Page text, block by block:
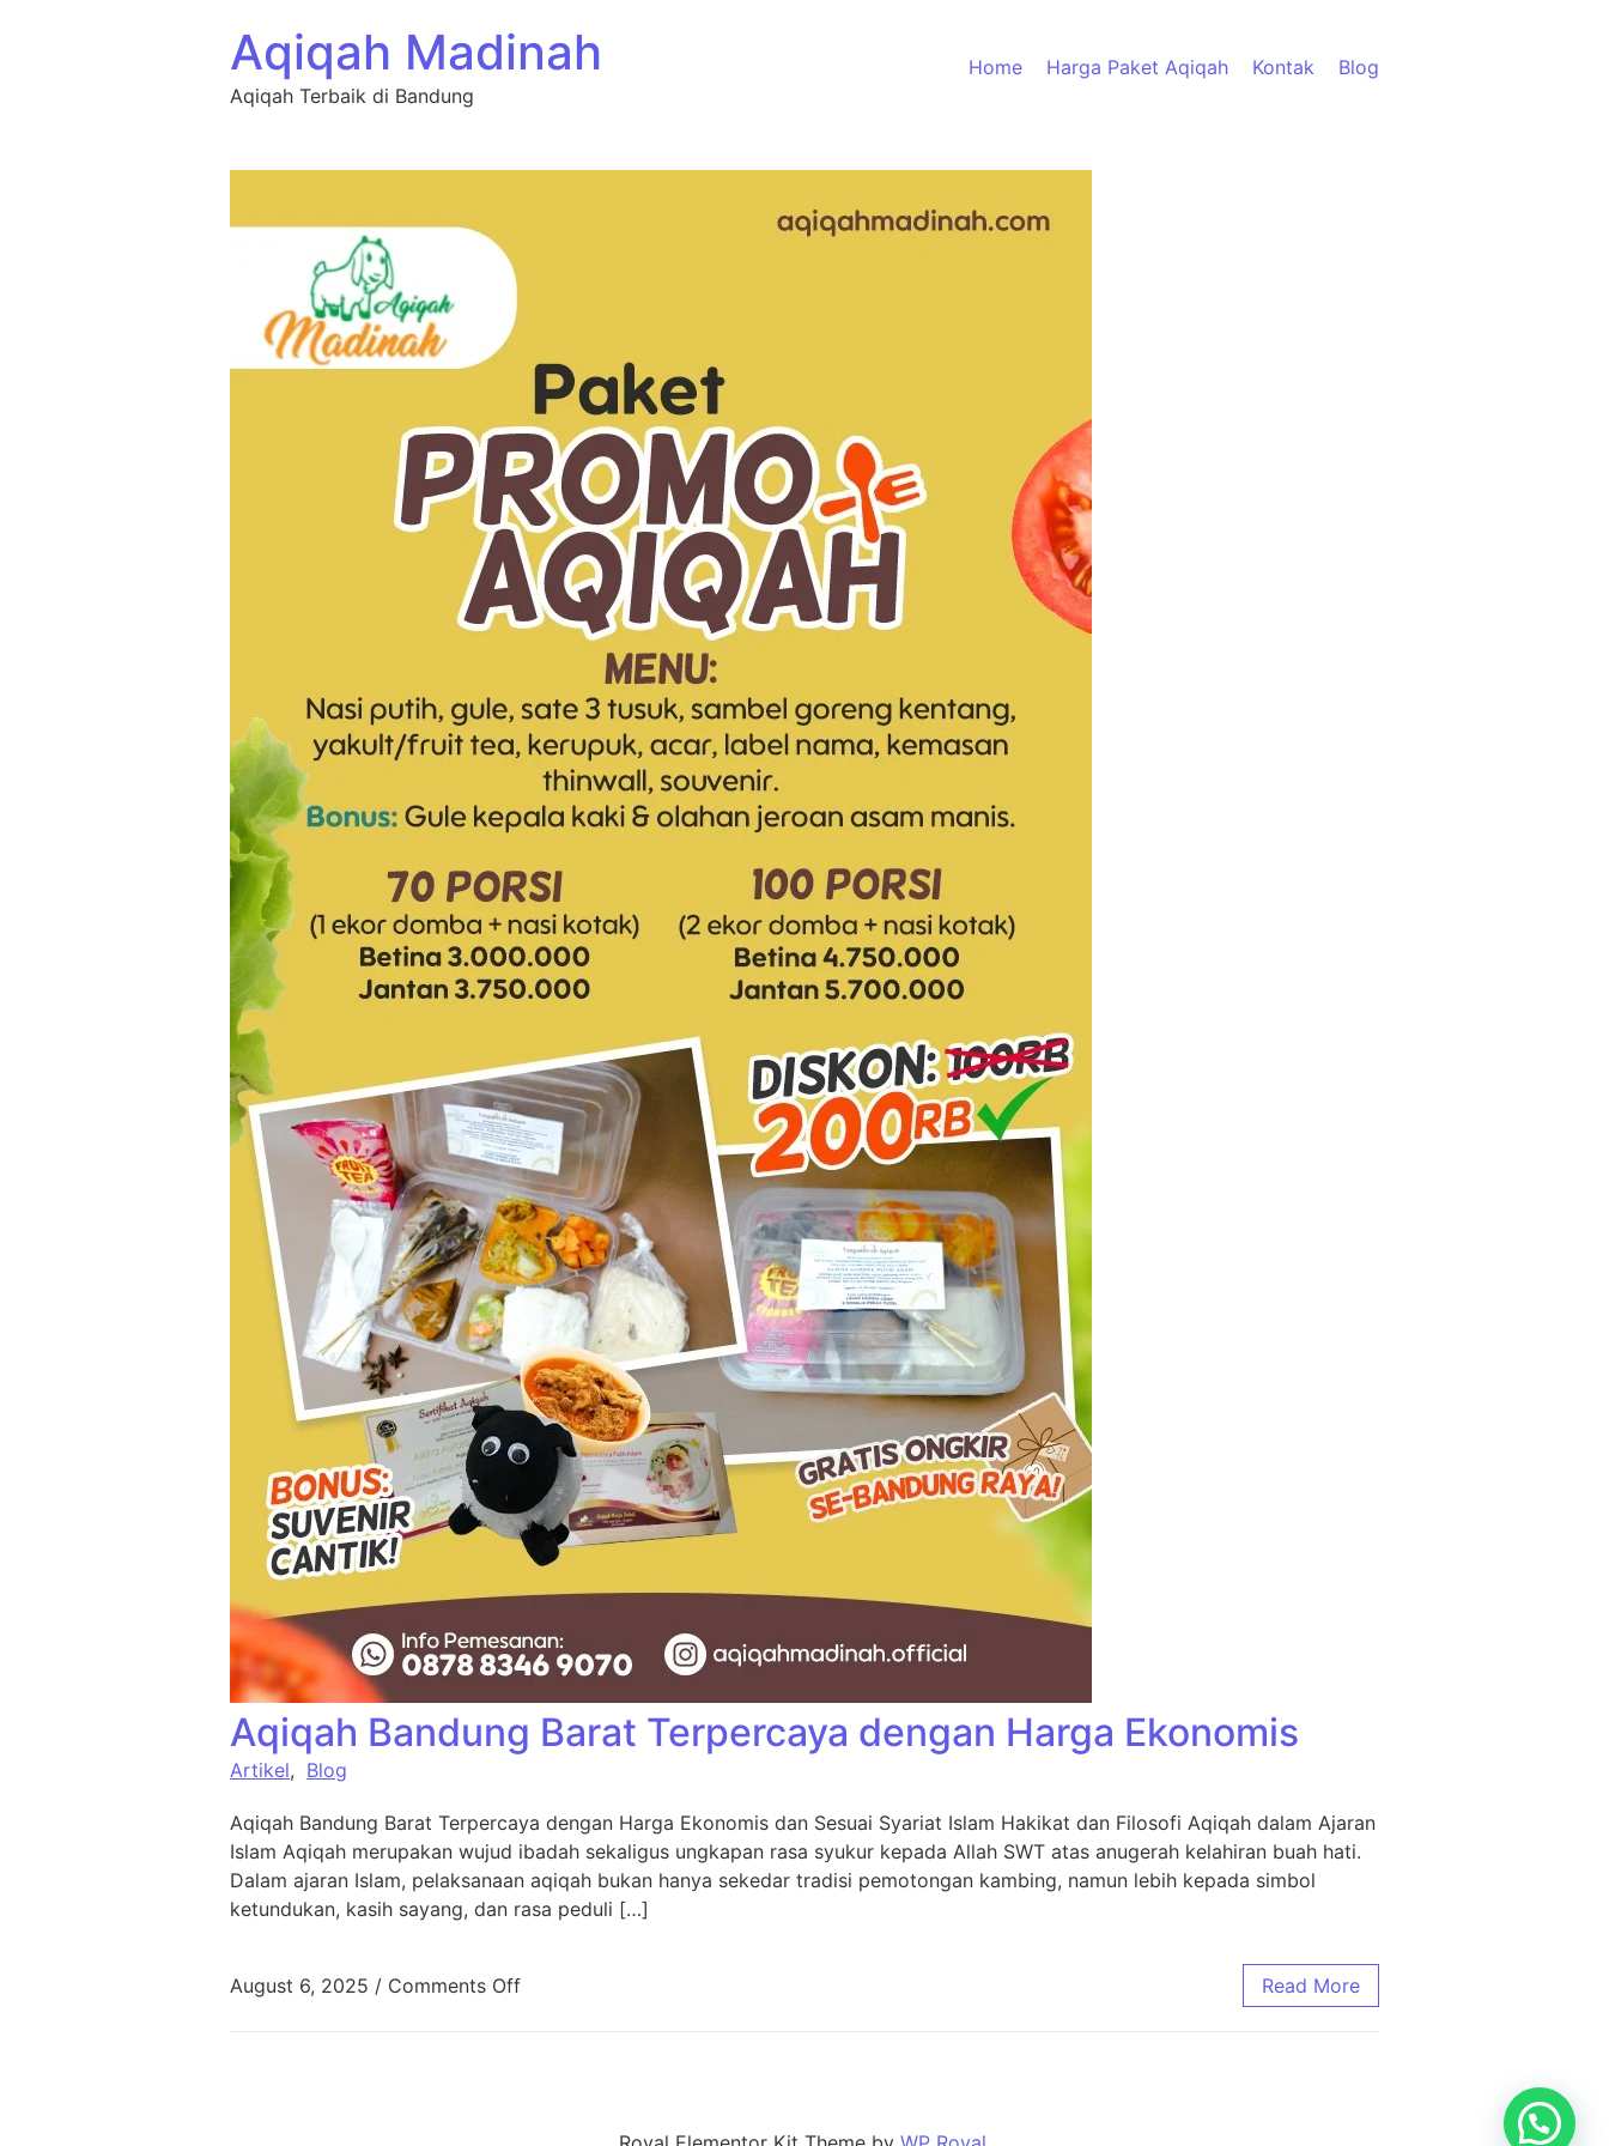
Aqiqah Madinah
Aqiqah Terbaik di Bandung
Home Harga Paket Aqiqah Kontak Blog
Aqiqah Bandung Barat Terpercaya dengan Harga Ekonomis
Artikel, Blog
Aqiqah Bandung Barat Terpercaya dengan Harga Ekonomis dan Sesuai Syariat Islam Hakikat dan Filosofi Aqiqah dalam Ajaran
Islam Aqiqah merupakan wujud ibadah sekaligus ungkapan rasa syukur kepada Allah SWT atas anugerah kelahiran buah hati.
Dalam ajaran Islam, pelaksanaan aqiqah bukan hanya sekedar tradisi pemotongan kambing, namun lebih kepada simbol
ketundukan, kasih sayang, dan rasa peduli […]
August 6, 2025 / Comments Off Read More